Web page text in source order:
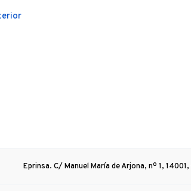
Eprinsa. C/ Manuel María de Arjona, nº 1,